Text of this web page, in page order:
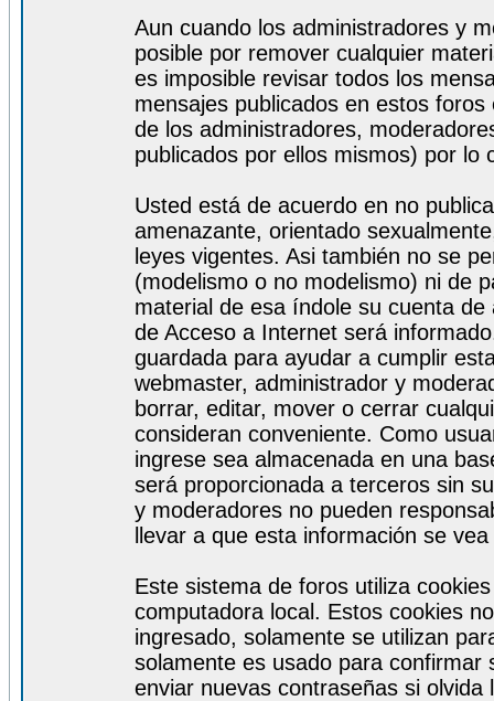
Aun cuando los administradores y
posible por remover cualquier
es imposible revisar todos los
mensajes publicados en estos
de los administradores,
publicados por ellos mismos) por lo
Usted está de acuerdo en no
amenazante, orientado
leyes vigentes. Asi también no se
(modelismo o no modelismo) ni de
material de esa índole su cuenta
de Acceso a Internet será
guardada para ayudar a cumplir
webmaster, administrador y
borrar, editar, mover o cerrar
consideran conveniente. Como
ingrese sea almacenada en una
será proporcionada a terceros sin
y moderadores no pueden
llevar a que esta información se
Este sistema de foros utiliza
computadora local. Estos cookies
ingresado, solamente se utilizan
solamente es usado para
enviar nuevas contraseñas si olvida